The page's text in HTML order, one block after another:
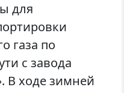
для
газа по
с завода
В ходе зимней